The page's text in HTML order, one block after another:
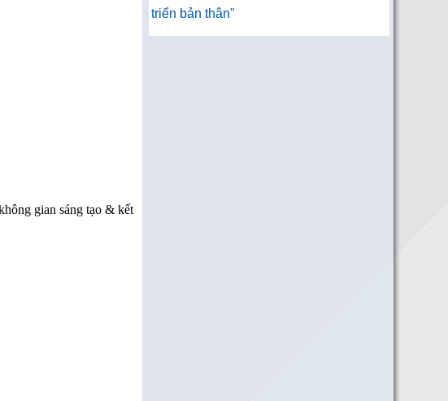
gian sáng tạo & kết
triển bản thân"